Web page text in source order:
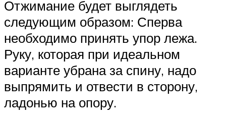
Отжимание будет выглядеть
следующим образом: Сперва
необходимо принять упор лежа.
Руку, которая при идеальном
варианте убрана за спину, надо
выпрямить и отвести в сторону,
ладонью на опору.